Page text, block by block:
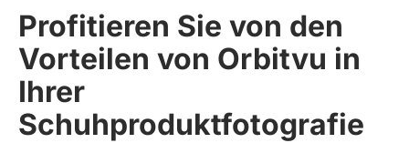
Profitieren Sie von den
Vorteilen von Orbitvu in
Ihrer
Schuhproduktfotografie